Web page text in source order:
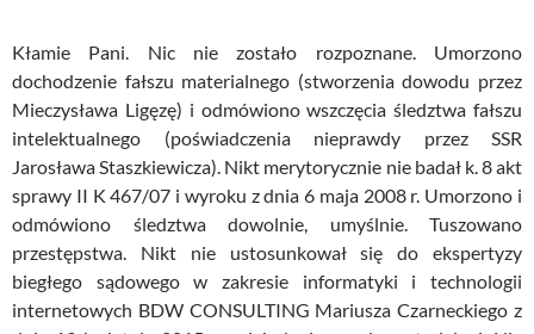
Kłamie Pani. Nic nie zostało rozpoznane. Umorzono
dochodzenie fałszu materialnego (stworzenia dowodu przez
Mieczysława Ligęzę) i odmówiono wszczęcia śledztwa fałszu
intelektualnego (poświadczenia nieprawdy przez SSR
Jarosława Staszkiewicza). Nikt merytorycznie nie badał k. 8 akt
sprawy II K 467/07 i wyroku z dnia 6 maja 2008 r. Umorzono i
odmówiono śledztwa dowolnie, umyślnie. Tuszowano
przestępstwa. Nikt nie ustosunkował się do ekspertyzy
biegłego sądowego w zakresie informatyki i technologii
internetowych BDW CONSULTING Mariusza Czarneckiego z